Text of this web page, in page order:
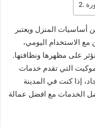
أساسيات المنزل ويعتبر
مع الاستخدام اليومي،
على مظهرها ونظافتها.
التي تقدم خدمات
إذا كنت في المدينة
الخدمات مع افضل عمالة